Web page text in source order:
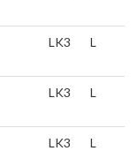
LK3 L
LK3 L
LK3 L